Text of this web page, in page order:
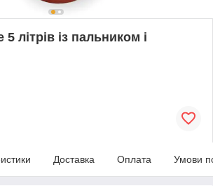
літрів із пальником і
Доставка Оплата Умови